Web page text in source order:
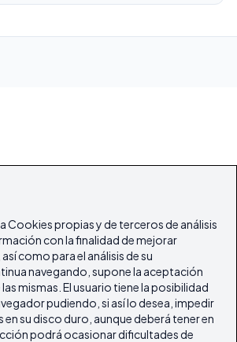
Cookies propias y de terceros de análisis
con la finalidad de mejorar
como para el análisis de su
navegando, supone la aceptación
mismas. El usuario tiene la posibilidad
pudiendo, si así lo desea, impedir
en su disco duro, aunque deberá tener en
podrá ocasionar dificultades de